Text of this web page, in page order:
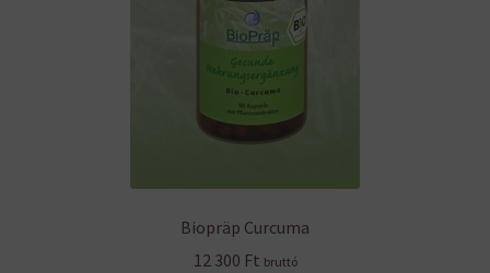
Biopräp Curcuma
12 300 Ft bruttó